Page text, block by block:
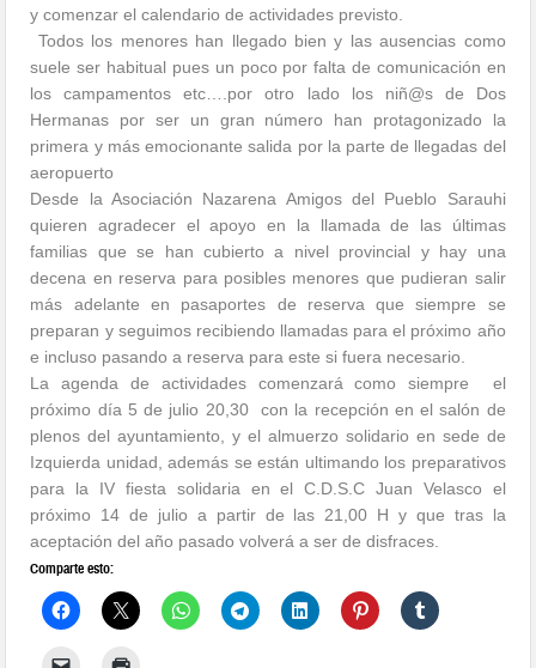
y comenzar el calendario de actividades previsto.
Todos los menores han llegado bien y las ausencias como
suele ser habitual pues un poco por falta de comunicación en
los campamentos etc….por otro lado los niñ@s de Dos
Hermanas por ser un gran número han protagonizado la
primera y más emocionante salida por la parte de llegadas del
aeropuerto
Desde la Asociación Nazarena Amigos del Pueblo Sarauhi
quieren agradecer el apoyo en la llamada de las últimas
familias que se han cubierto a nivel provincial y hay una
decena en reserva para posibles menores que pudieran salir
más adelante en pasaportes de reserva que siempre se
preparan y seguimos recibiendo llamadas para el próximo año
e incluso pasando a reserva para este si fuera necesario.
La agenda de actividades comenzará como siempre el
próximo día 5 de julio 20,30 con la recepción en el salón de
plenos del ayuntamiento, y el almuerzo solidario en sede de
Izquierda unidad, además se están ultimando los preparativos
para la IV fiesta solidaria en el C.D.S.C Juan Velasco el
próximo 14 de julio a partir de las 21,00 H y que tras la
aceptación del año pasado volverá a ser de disfraces.
Comparte esto: